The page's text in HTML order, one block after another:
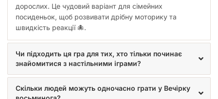
дорослих. Це чудовий варіант для сімейних
посиденьок, щоб розвивати дрібну моторику та
швидкість реакції 🐙.
Чи підходить ця гра для тих, хто тільки починає
знайомитися з настільними іграми?
Скільки людей можуть одночасно грати у Вечірку